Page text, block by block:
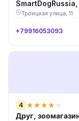
Троицкая улица, 11
+79916053093
4 ★★★★ ★
Друг,